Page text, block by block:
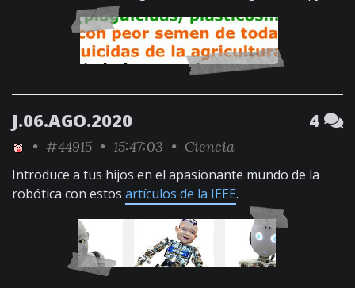
J.06.AGO.2020 4
• #44915 • 15:47:03 • Ciencia
Introduce a tus hijos en el apasionante mundo de la
robótica con estos artículos de la IEEE.